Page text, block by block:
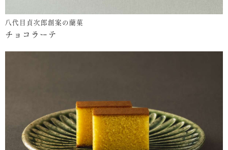
八代目貞次郎創案の蘭菓
チョコラーテ